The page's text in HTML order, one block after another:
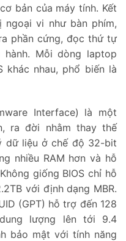
bản của máy tính. Kết
vi như bàn phím,
phần cứng, đọc thứ tự
Mỗi dòng laptop
khác nhau, phổ biến là
Interface) là một
ra đời nhằm thay thế
dữ liệu ở chế độ 32-bit
nhiều RAM hơn và hỗ
giống BIOS chỉ hỗ
với định dạng MBR.
(GPT) hỗ trợ đến 128
lượng lên tới 9.4
bảo mật với tính năng